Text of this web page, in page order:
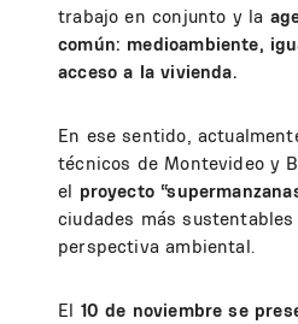
trabajo en conjunto y la
común: medioambiente,
acceso a la vivienda.
En ese sentido,
técnicos de Montevideo y
el proyecto
ciudades más sustentables
perspectiva ambiental.
El 10 de noviembre se